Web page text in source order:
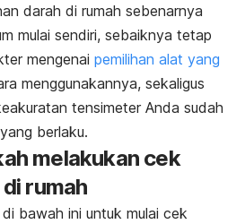
darah di rumah sebenarnya
mulai sendiri, sebaiknya tetap
mengenai pemilihan alat yang
menggunakannya, sekaligus
tensimeter Anda sudah
berlaku.
melakukan cek
rumah
bawah ini untuk mulai cek